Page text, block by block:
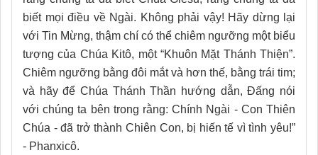
biết mọi điều về Ngài. Không phải vậy! Hãy dừng lại
với Tin Mừng, thậm chí có thể chiêm ngưỡng một biểu
tượng của Chúa Kitô, một “Khuôn Mặt Thánh Thiện”.
Chiêm ngưỡng bằng đôi mắt và hơn thế, bằng trái tim;
và hãy để Chúa Thánh Thần hướng dẫn, Đấng nói
với chúng ta bên trong rằng: Chính Ngài - Con Thiên
Chúa - đã trở thành Chiên Con, bị hiến tế vì tình yêu!”
- Phanxicô.